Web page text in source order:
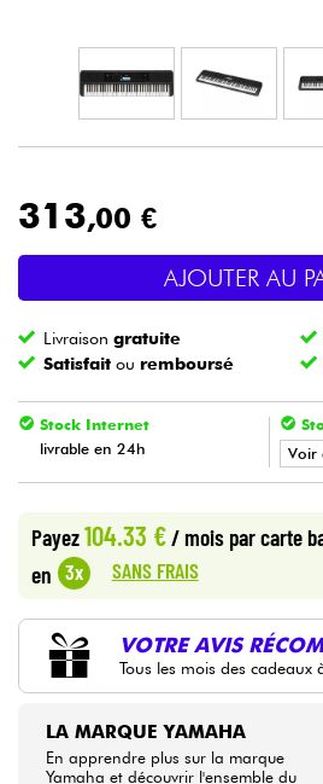
Micros & HF
Sono
Batteries & Percu
Violons & Quatuor
Eveil Musical
Packs
313,00 €
AJOUTER AU
Livraisongratuite
Satisfait ou remboursé
Stock Internet
livrable en 24h
Voir
•
•
Payez104.33 € / mois par carte
en 3x SANS FRAIS
VOTRE AVIS
Tous les mois des cadeaux
LA MARQUE YAMAHA
En apprendre plus sur la marque
Yamaha et découvrir l'ensemble du